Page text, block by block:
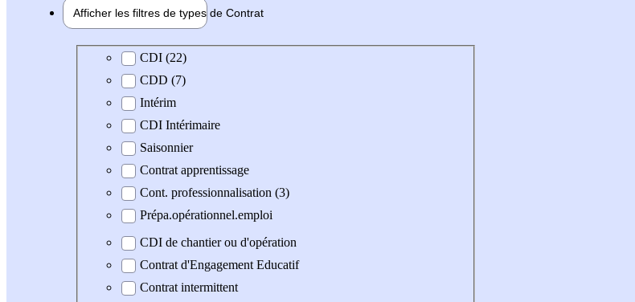
Afficher les filtres de types de Contrat
Type de contratCDI (22)
CDD (7)
Intérim
CDI Intérimaire
Saisonnier
Contrat apprentissage
Cont. professionnalisation (3)
Prépa.opérationnel.emploi
CDI de chantier ou d'opération
Contrat d'Engagement Educatif
Contrat intermittent